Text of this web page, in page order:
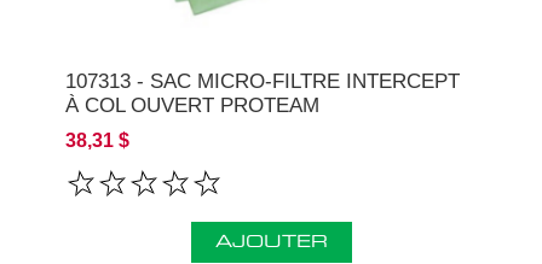
107313 - SAC MICRO-FILTRE INTERCEPT
À COL OUVERT PROTEAM
38,31 $
AJOUTER